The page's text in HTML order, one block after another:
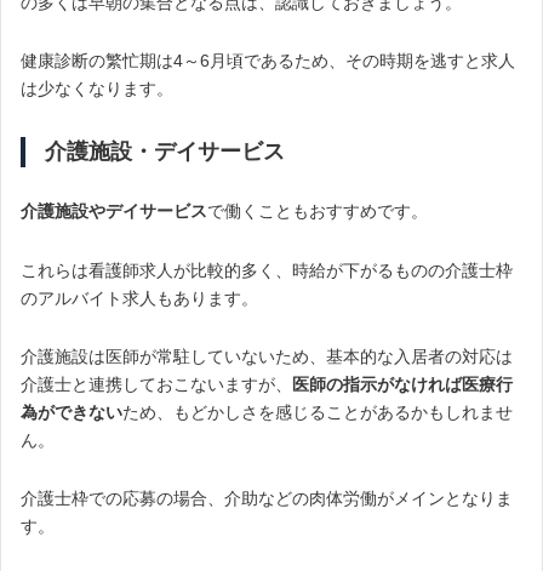
健康診断の繁忙期は4～6月頃であるため、その時期を逃すと求人
は少なくなります。
介護施設・デイサービス
介護施設やデイサービスで働くこともおすすめです。
これらは看護師求人が比較的多く、時給が下がるものの介護士枠
のアルバイト求人もあります。
介護施設は医師が常駐していないため、基本的な入居者の対応は
介護士と連携しておこないますが、
医師の指示がなければ医療行
為ができないため、もどかしさを感じることがあるかもしれませ
ん。
介護士枠での応募の場合、介助などの肉体労働がメインとなりま
す。